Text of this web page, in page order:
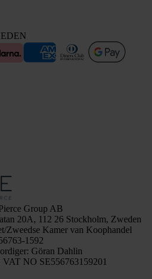
Group AB
20A, 112 26 Stockholm, Zweden
Zweedse Kamer van Koophandel
1592
Göran Dahlin
NO SE556763159201